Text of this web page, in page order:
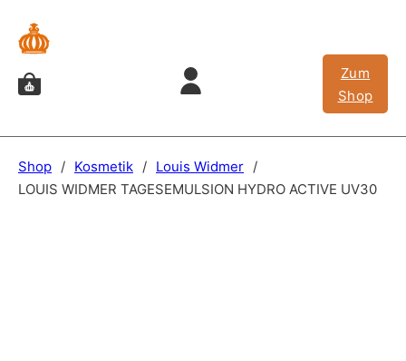
Zum
Shop
Shop / Kosmetik / Louis Widmer /
LOUIS WIDMER TAGESEMULSION HYDRO ACTIVE UV30